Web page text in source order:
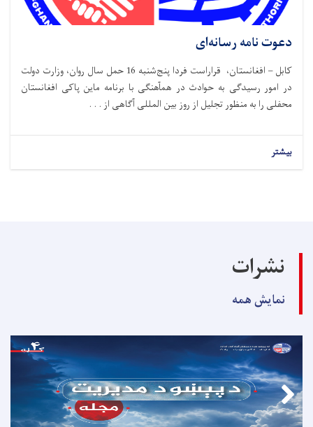
دعوت نامه رسانه‌ای
کابل – افغانستان، قراراست فردا پنج‌شنبه 16 حمل سال روان، وزارت دولت
در امور رسیدگی به حوادث در همآهنگی با برنامه ماین پاکی افغانستان
محفلی را به منظور تجلیل از روز بین المللی آگاهی از . . .
بیشتر
نشرات
نمایش همه